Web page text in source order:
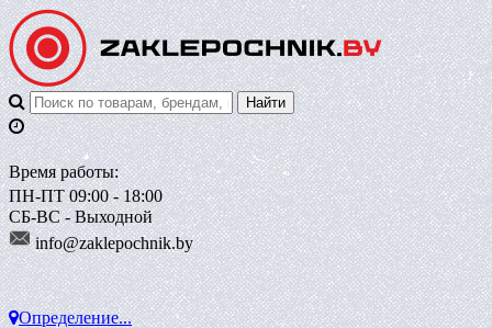
Время работы:
ПН-ПТ 09:00 - 18:00
СБ-ВС - Выходной
info@zaklepochnik.by
Определение...